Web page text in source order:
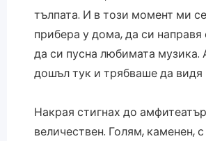
тълпата. И в този момент ми
прибера у дома, да си
да си пусна любимата музика.
дошъл тук и трябваше да видя
Накрая стигнах до
величествен. Голям, каменен,